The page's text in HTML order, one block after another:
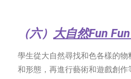
（六） 大自然Fun
學生從大自然尋找和色各樣的
和形態，再進行藝術和遊戲創作